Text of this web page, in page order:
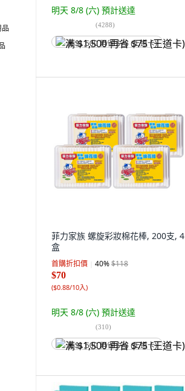
明天 8/8 (六) 預計送達
(4288)
满 $1,500 再省 $75 (王道卡)
菲力家族 螺旋彩妝棉花棒, 200支, 4
盒
首購折扣價 40%$118
$70
($0.88/10入)
明天 8/8 (六) 預計送達
(310)
满 $1,500 再省 $75 (王道卡)